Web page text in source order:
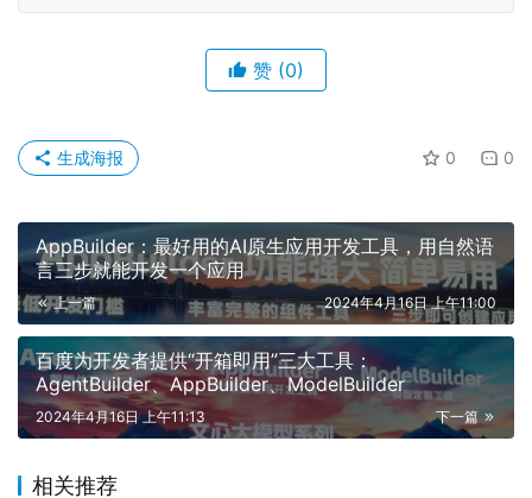
赞 (0)
0 0
生成海报
AppBuilder：最好用的AI原生应用开发工具，用自然语
言三步就能开发一个应用
上一篇 2024年4月16日 上午11:00
百度为开发者提供“开箱即用”三大工具：
AgentBuilder、AppBuilder、ModelBuilder
下一篇
2024年4月16日 上午11:13
相关推荐